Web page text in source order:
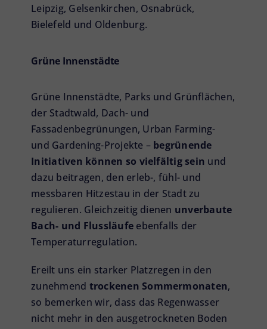
Leipzig, Gelsenkirchen, Osnabrück,
Bielefeld und Oldenburg.
Grüne Innenstädte
Grüne Innenstädte, Parks und Grünflächen,
der Stadtwald, Dach- und
Fassadenbegrünungen, Urban Farming-
und Gardening-Projekte – begrünende
Initiativen können so vielfältig sein und
dazu beitragen, den erleb-, fühl- und
messbaren Hitzestau in der Stadt zu
regulieren. Gleichzeitig dienen unverbaute
Bach- und Flussläufe ebenfalls der
Temperaturregulation.
Ereilt uns ein starker Platzregen in den
zunehmend trockenen Sommermonaten,
so bemerken wir, dass das Regenwasser
nicht mehr in den ausgetrockneten Boden